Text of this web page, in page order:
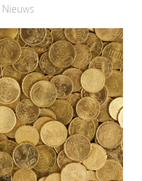
Nieuws